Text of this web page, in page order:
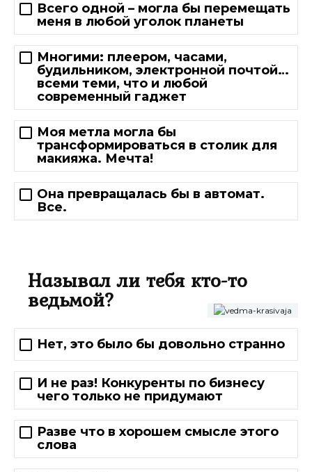
Всего одной – могла бы перемещать
меня в любой уголок планеты
Многими: плеером, часами,
будильником, электронной почтой…
всеми теми, что и любой
современный гаджет
Моя метла могла бы
трансформироваться в столик для
макияжа. Мечта!
Она превращалась бы в автомат.
Все.
Называл ли тебя кто-то
ведьмой?
Нет, это было бы довольно странно
И не раз! Конкуренты по бизнесу
чего только не придумают
Разве что в хорошем смысле этого
слова